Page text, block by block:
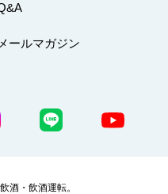
ールマガジン
酒・飲酒運転。